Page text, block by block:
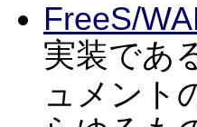
FreeS/
実装であ
ュメント